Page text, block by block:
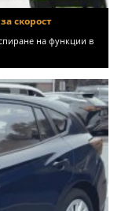
скорост
на функции в